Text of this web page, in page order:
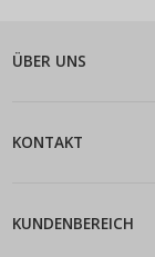
ÜBER UNS
KONTAKT
KUNDENBEREICH